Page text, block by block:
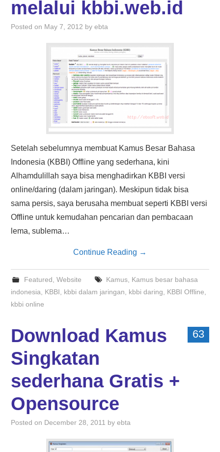
melalui kbbi.web.id
Posted on May 7, 2012 byebta
Setelah sebelumnya membuat Kamus Besar Bahasa
Indonesia (KBBI) Offline yang sederhana, kini
Alhamdulillah saya bisa menghadirkan KBBI versi
online/daring (dalam jaringan). Meskipun tidak bisa
sama persis, saya berusaha membuat seperti KBBI versi
Offline untuk kemudahan pencarian dan pembacaan
lema, sublema…
Continue Reading →
Featured Website Kamus, Kamus besar bahasa
indonesia
KBBI kbbi dalam jaringan kbbi daring KBBI Offline
kbbi online
63
Download Kamus
Singkatan
sederhana Gratis +
Opensource
Posted on December 28, 2011 byebta